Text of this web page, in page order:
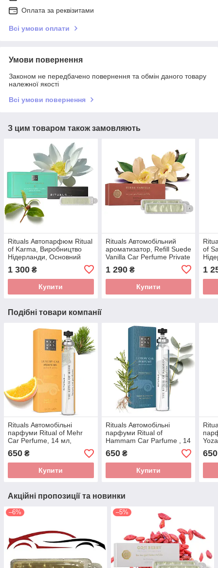
Оплата за реквізитами
Всі умови оплати
Умови повернення
Законом не передбачено повернення та обмін даного товару
належної якості
Всі умови повернення
З цим товаром також замовляють
Rituals Автопарфюм Ritual
of Karma, Виробництво
Нідерланди, Основний
1 300 ₴
Купити
Rituals Автомобільний
ароматизатор, Refill Suede
Vanilla Car Perfume Private
картридж, Нідерланди
1 290₴
Купити
of
1
Подібні товари компанії
Rituals Автомобільні
парфуми Ritual of Mehr
Car Perfume, 14 мл,
Виробництво Нідерланди
650 ₴
Купити
Rituals Автомобільні
парфуми Ritual of
Hammam Car Parfume , 14
мл, Виробництво
Нідерланди
650₴
Купити
мл,
650
Акційні пропозиції та новинки
–6% –5%